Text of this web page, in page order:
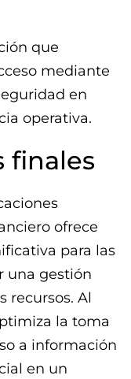
que
mediante
en
operativa.
finales
ofrece
para las
una gestión
recursos. Al
la toma
a información
en un